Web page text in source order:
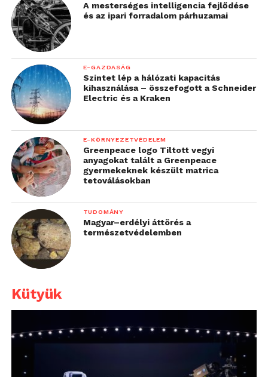
A mesterséges intelligencia fejlődése
és az ipari forradalom párhuzamai
E-GAZDASÁG
Szintet lép a hálózati kapacitás
kihasználása – összefogott a Schneider
Electric és a Kraken
E-KÖRNYEZETVÉDELEM
Greenpeace logo Tiltott vegyi
anyagokat talált a Greenpeace
gyermekeknek készült matrica
tetoválásokban
TUDOMÁNY
Magyar–erdélyi áttörés a
természetvédelemben
Kütyük